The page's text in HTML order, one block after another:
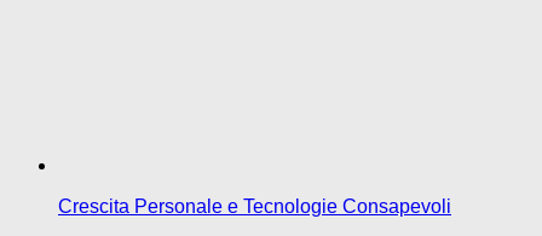
Crescita Personale e Tecnologie Consapevoli